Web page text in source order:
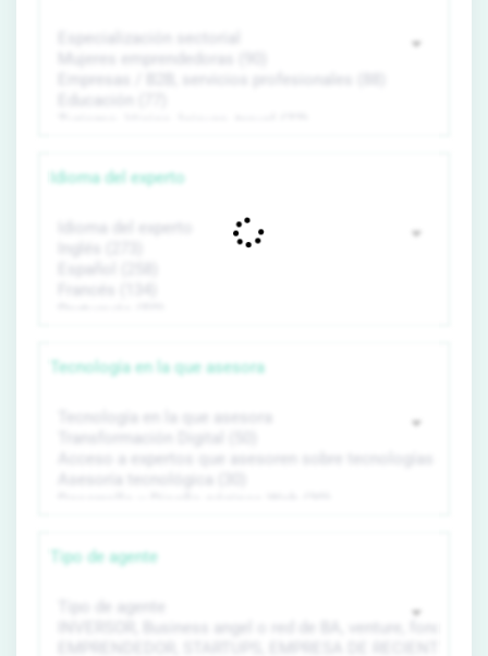
Idioma del experto
Tecnología en la que asesora
Tipo de agente